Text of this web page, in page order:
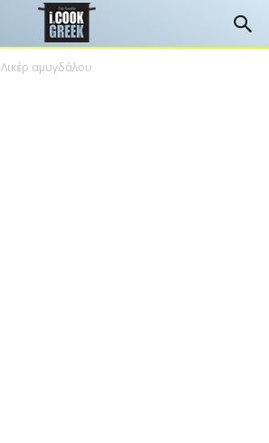
Λικέρ αμυγδάλου